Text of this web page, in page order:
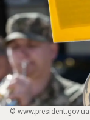
© www.prеsidеnt.gоv.uа